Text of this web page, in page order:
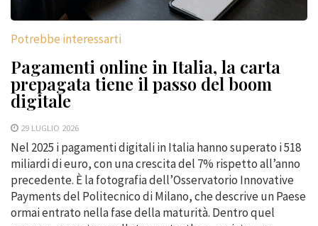
Potrebbe interessarti
Pagamenti online in Italia, la carta
prepagata tiene il passo del boom
digitale
29 LUGLIO 2026
Nel 2025 i pagamenti digitali in Italia hanno superato i 518
miliardi di euro, con una crescita del 7% rispetto all’anno
precedente. È la fotografia dell’Osservatorio Innovative
Payments del Politecnico di Milano, che descrive un Paese
ormai entrato nella fase della maturità. Dentro quel